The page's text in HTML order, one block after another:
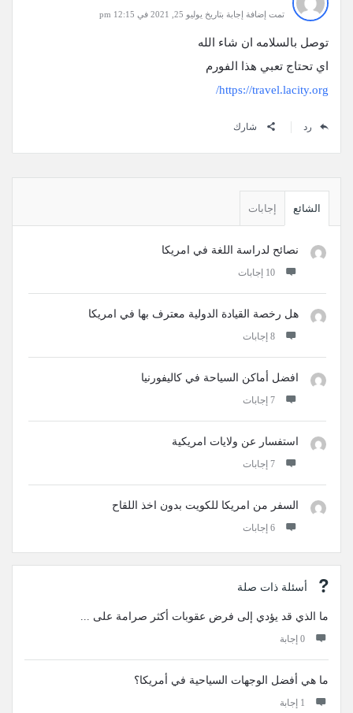
تمت إضافة إجابة بتاريخ يوليو 25, 2021 في 12:15 pm
توصل بالسلامه ان شاء الله
اي تحتاج تعبي هذا الفورم
https://travel.lacity.org/
رد شارك
الجانبيةالشائع إجابات
نصائح لدراسة اللغة في امريكا
‫10 إجابات
هل رخصة القيادة الدولية معترف بها في امريكا
‫8 إجابات
افضل أماكن السياحة في كاليفورنيا
‫7 إجابات
استفسار عن ولايات امريكية
‫7 إجابات
السفر من امريكا للكويت بدون اخذ اللقاح
‫6 إجابات
أسئلة ذات صلة
ما الذي قد يؤدي إلى فرض عقوبات أكثر صرامة على ...
‫0 إجابة
ما هي أفضل الوجهات السياحية في أمريكا؟
‫1 إجابة